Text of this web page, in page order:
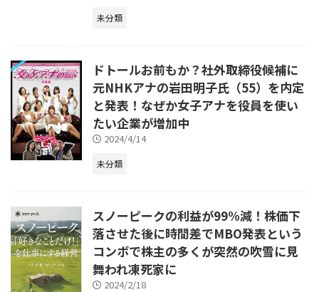
未分類
ドトールお前もか？社外取締役候補に
元NHKアナの岩田明子氏（55）を内定
と発表！なぜか女子アナを役員を使い
たい企業が増加中
2024/4/14
未分類
スノーピークの利益が99%減！株価下
落させた後に時間差でMBO発表という
コンボで株主の多くが突然の吹雪に見
舞われ凍死家に
2024/2/18